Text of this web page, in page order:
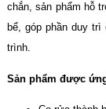
chắn, sản phẩm hỗ
bể, góp phần duy
trình.
Sản phẩm được